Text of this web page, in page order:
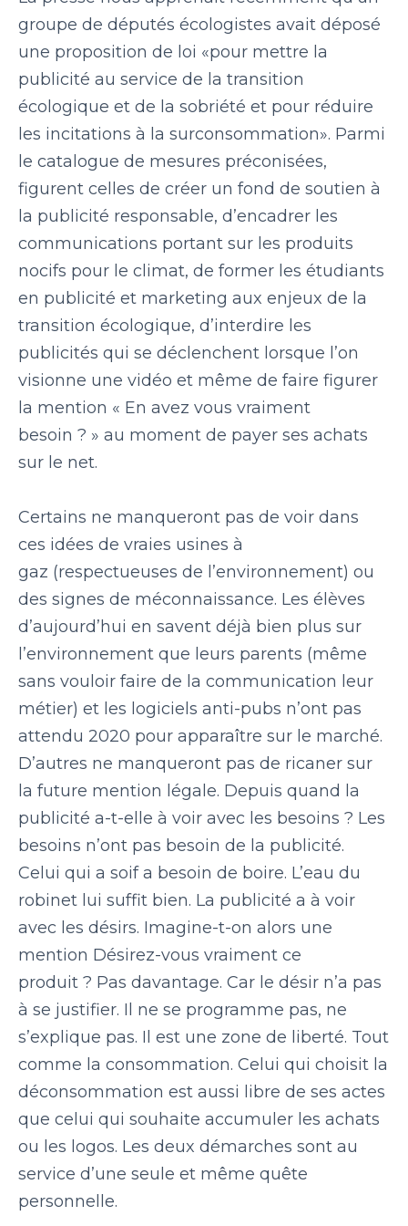
PEOPLE
LE BILLET DU LUNDI
CONTACT
Mentions légales
Politique de protection des données
Plan du site
groupe de députés écologistes avait déposé
une proposition de loi «pour mettre la
publicité au service de la transition
écologique et de la sobriété et pour réduire
les incitations à la surconsommation». Parmi
le catalogue de mesures préconisées,
figurent celles de créer un fond de soutien à
la publicité responsable, d’encadrer les
communications portant sur les produits
nocifs pour le climat, de former les étudiants
en publicité et marketing aux enjeux de la
transition écologique, d’interdire les
publicités qui se déclenchent lorsque l’on
visionne une vidéo et même de faire figurer
la mention « En avez vous vraiment
besoin ? » au moment de payer ses achats
sur le net.
Certains ne manqueront pas de voir dans
ces idées de vraies usines à
gaz (respectueuses de l’environnement) ou
des signes de méconnaissance. Les élèves
d’aujourd’hui en savent déjà bien plus sur
l’environnement que leurs parents (même
sans vouloir faire de la communication leur
métier) et les logiciels anti-pubs n’ont pas
attendu 2020 pour apparaître sur le marché.
D’autres ne manqueront pas de ricaner sur
la future mention légale. Depuis quand la
publicité a-t-elle à voir avec les besoins ? Les
besoins n’ont pas besoin de la publicité.
Celui qui a soif a besoin de boire. L’eau du
robinet lui suffit bien. La publicité a à voir
avec les désirs. Imagine-t-on alors une
mention Désirez-vous vraiment ce
produit ? Pas davantage. Car le désir n’a pas
à se justifier. Il ne se programme pas, ne
s’explique pas. Il est une zone de liberté. Tout
comme la consommation. Celui qui choisit la
déconsommation est aussi libre de ses actes
que celui qui souhaite accumuler les achats
ou les logos. Les deux démarches sont au
service d’une seule et même quête
personnelle.